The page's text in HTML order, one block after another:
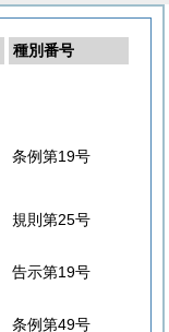
種別番号
条例第19号
規則第25号
告示第19号
条例第49号